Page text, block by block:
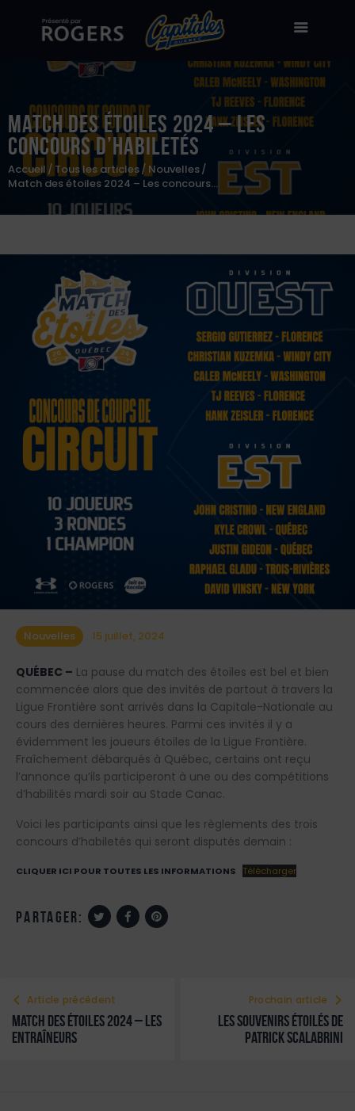
Match des étoiles 2024 – Les
concours d’habiletés
Accueil Tous les articles
Nouvelles
Match des étoiles 2024 – Les concours...
Billetterie
Stade Canac
Équipe
À propos
Boutique en ligne
Zone des fans
Nouvelles 15 juillet, 2024
QUÉBEC – La pause du match des étoiles est bel et bien
commencée alors que des invités de partout à travers la
Ligue Frontière sont arrivés dans la Capitale-Nationale au
cours des dernières heures. Parmi ces invités il y a
évidemment les joueurs étoiles de la Ligue Frontière.
Fraîchement débarqués à Québec, certains ont reçu
l’annonce qu’ils participeront à une ou des compétitions
d’habilités mardi soir au Stade Canac.
Voici les participants ainsi que les règlements des trois
concours d’habiletés qui seront disputés demain :
CLIQUER ICI POUR TOUTES LES INFORMATIONS Télécharger
partager:
Article précédent
Match des étoiles 2024 – Les
entraîneurs
Prochain article
Les souvenirs étoilés de
Patrick Scalabrini